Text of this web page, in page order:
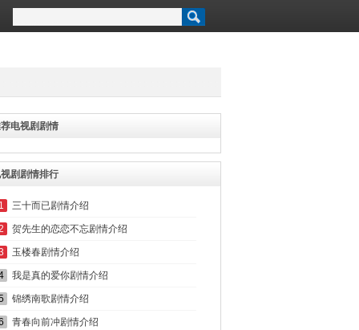
电视剧剧情
剧剧情排行
1 三十而已剧情介绍
贺先生的恋恋不忘剧情介绍
玉楼春剧情介绍
我是真的爱你剧情介绍
锦绣南歌剧情介绍
青春向前冲剧情介绍